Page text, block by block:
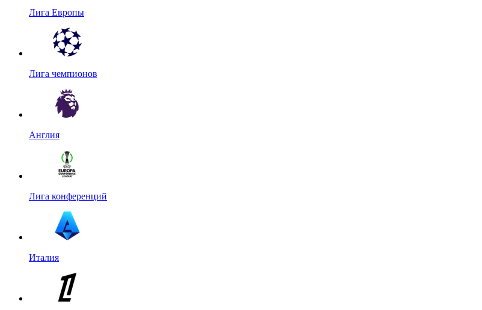
Лига Европы
Лига чемпионов
Англия
Лига конференций
Италия